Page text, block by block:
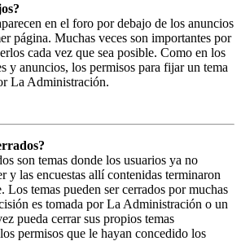
en el foro por debajo de los anuncios
página. Muchas veces son importantes por
cada vez que sea posible. Como en los
y anuncios, los permisos para fijar un tema
La Administración.
son temas donde los usuarios ya no
y las encuestas allí contenidas terminaron
Los temas pueden ser cerrados por muchas
es tomada por La Administración o un
pueda cerrar sus propios temas
permisos que le hayan concedido los